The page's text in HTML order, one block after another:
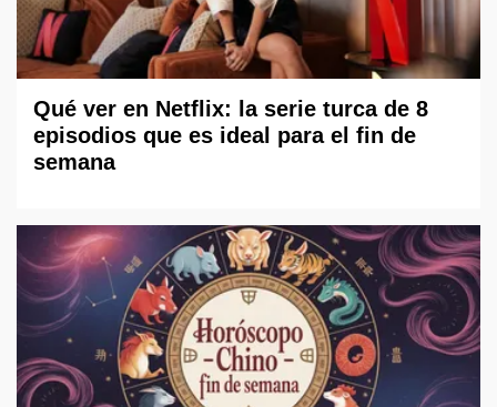
Qué ver en Netflix: la serie turca de 8
episodios que es ideal para el fin de
semana